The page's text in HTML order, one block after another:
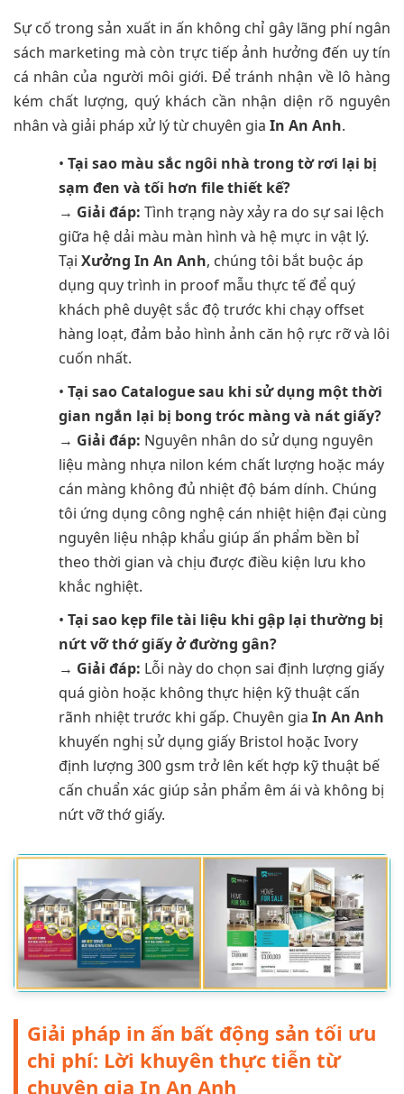
Sự cố trong sản xuất in ấn không chỉ gây lãng phí ngân
sách marketing mà còn trực tiếp ảnh hưởng đến uy tín
cá nhân của người môi giới. Để tránh nhận về lô hàng
kém chất lượng, quý khách cần nhận diện rõ nguyên
nhân và giải pháp xử lý từ chuyên gia In An Anh.
• Tại sao màu sắc ngôi nhà trong tờ rơi lại bị
sạm đen và tối hơn file thiết kế?
→ Giải đáp: Tình trạng này xảy ra do sự sai lệch
giữa hệ dải màu màn hình và hệ mực in vật lý.
Tại Xưởng In An Anh, chúng tôi bắt buộc áp
dụng quy trình in proof mẫu thực tế để quý
khách phê duyệt sắc độ trước khi chạy offset
hàng loạt, đảm bảo hình ảnh căn hộ rực rỡ và lôi
cuốn nhất.
• Tại sao Catalogue sau khi sử dụng một thời
gian ngắn lại bị bong tróc màng và nát giấy?
→ Giải đáp: Nguyên nhân do sử dụng nguyên
liệu màng nhựa nilon kém chất lượng hoặc máy
cán màng không đủ nhiệt độ bám dính. Chúng
tôi ứng dụng công nghệ cán nhiệt hiện đại cùng
nguyên liệu nhập khẩu giúp ấn phẩm bền bỉ
theo thời gian và chịu được điều kiện lưu kho
khắc nghiệt.
• Tại sao kẹp file tài liệu khi gập lại thường bị
nứt vỡ thớ giấy ở đường gân?
→ Giải đáp: Lỗi này do chọn sai định lượng giấy
quá giòn hoặc không thực hiện kỹ thuật cấn
rãnh nhiệt trước khi gấp. Chuyên gia In An Anh
khuyến nghị sử dụng giấy Bristol hoặc Ivory
định lượng 300 gsm trở lên kết hợp kỹ thuật bế
cấn chuẩn xác giúp sản phẩm êm ái và không bị
nứt vỡ thớ giấy.
Giải pháp in ấn bất động sản tối ưu
chi phí: Lời khuyên thực tiễn từ
chuyên gia In An Anh